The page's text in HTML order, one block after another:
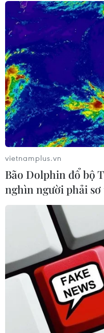
vietnamplus.vn
Bão Dolphin đổ bộ
nghìn người phải sơ